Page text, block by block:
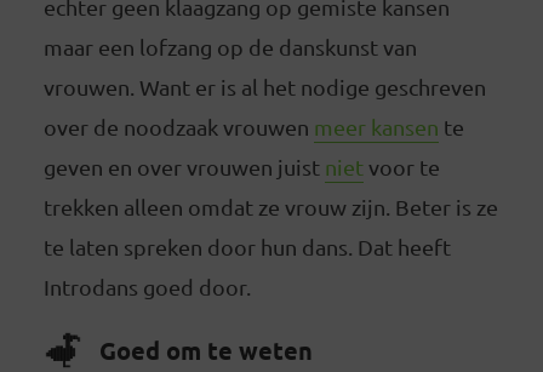
echter geen klaagzang op gemiste kansen
maar een lofzang op de danskunst van
vrouwen. Want er is al het nodige geschreven
over de noodzaak vrouwen meer kansen te
geven en over vrouwen juist nietvoor te
trekken alleen omdat ze vrouw zijn. Beter is ze
te laten spreken door hun dans. Dat heeft
Introdans goed door.
Goed om te weten